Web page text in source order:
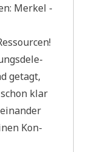
Mer­kel -
getagt,
klar
Kon­